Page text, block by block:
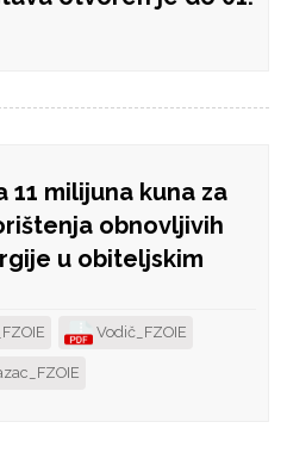
11 milijuna kuna za
obnovljivih
u obiteljskim
Vodič_FZOIE